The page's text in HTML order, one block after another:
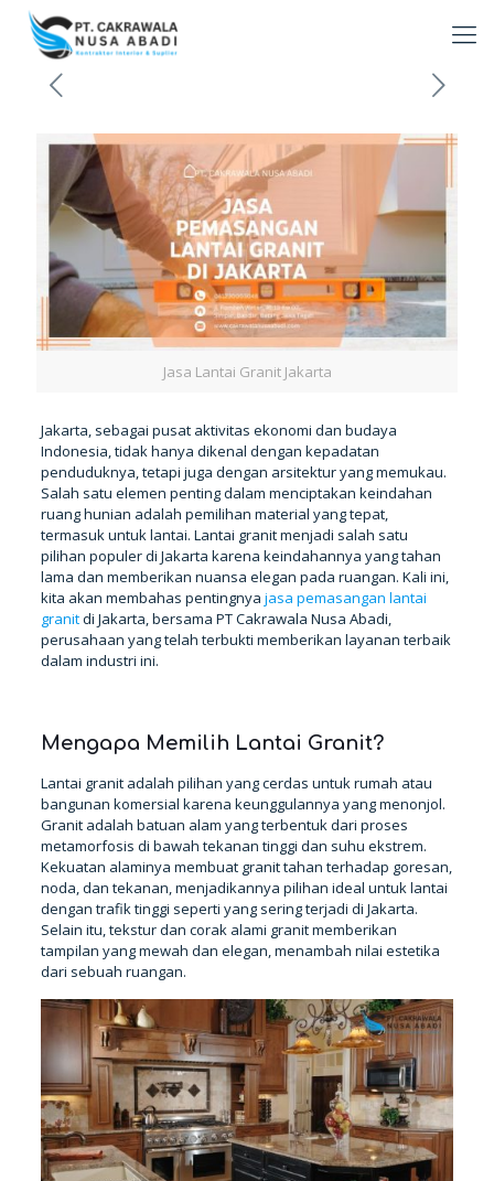
Jasa Lantai Granit Jakarta
Jakarta, sebagai pusat aktivitas ekonomi dan budaya
Indonesia, tidak hanya dikenal dengan kepadatan
penduduknya, tetapi juga dengan arsitektur yang memukau.
Salah satu elemen penting dalam menciptakan keindahan
ruang hunian adalah pemilihan material yang tepat,
termasuk untuk lantai. Lantai granit menjadi salah satu
pilihan populer di Jakarta karena keindahannya yang tahan
lama dan memberikan nuansa elegan pada ruangan. Kali ini,
kita akan membahas pentingnya jasa pemasangan lantai
granitdi Jakarta, bersama PT Cakrawala Nusa Abadi,
perusahaan yang telah terbukti memberikan layanan terbaik
dalam industri ini.
Mengapa Memilih Lantai Granit?
Lantai granit adalah pilihan yang cerdas untuk rumah atau
bangunan komersial karena keunggulannya yang menonjol.
Granit adalah batuan alam yang terbentuk dari proses
metamorfosis di bawah tekanan tinggi dan suhu ekstrem.
Kekuatan alaminya membuat granit tahan terhadap goresan,
noda, dan tekanan, menjadikannya pilihan ideal untuk lantai
dengan trafik tinggi seperti yang sering terjadi di Jakarta.
Selain itu, tekstur dan corak alami granit memberikan
tampilan yang mewah dan elegan, menambah nilai estetika
dari sebuah ruangan.